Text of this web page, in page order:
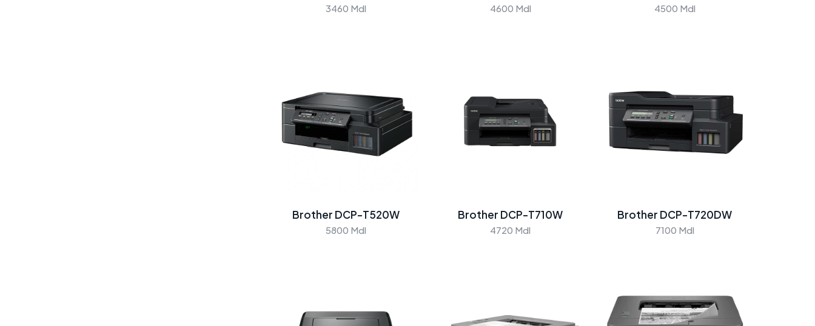
3460 Mdl 4600 Mdl 4500 Mdl
Brother DCP-T520W
5800 Mdl
Brother DCP-T710W
4720 Mdl
Brother DCP-T720DW
7100 Mdl